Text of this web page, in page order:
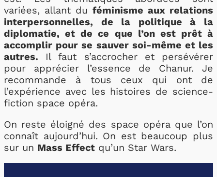
variées, allant du féminisme aux relations
interpersonnelles, de la politique à la
diplomatie, et de ce que l’on est prêt à
accomplir pour se sauver soi-même et les
autres. Il faut s’accrocher et persévérer
pour apprécier l’essence de Chanur. Je
recommande à tous ceux qui ont de
l’expérience avec les histoires de science-
fiction space opéra.
On reste éloigné des space opéra que l’on
connaît aujourd’hui. On est beaucoup plus
sur un Mass Effect qu’un Star Wars.